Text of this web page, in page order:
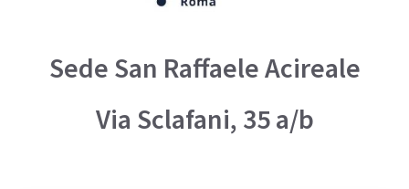
Sede San Raffaele Acireale
Via Sclafani, 35 a/b